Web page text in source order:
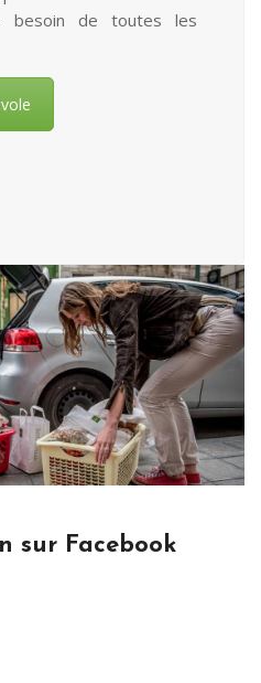
besoin de toutes les
sur Facebook